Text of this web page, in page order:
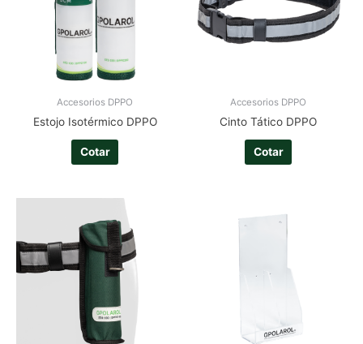
Accesorios DPPO
Estojo Isotérmico DPPO
Cotar
Accesorios DPPO
Cinto Tático DPPO
Cotar